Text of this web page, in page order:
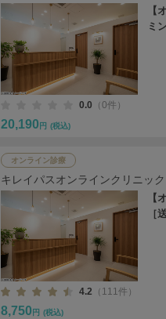
【
ミ
0.0 （0件）
20,190 円 (税込)
オンライン診療
キレイパスオンラインクリニック
【
［
4.2 （111件）
8,750 円 (税込)